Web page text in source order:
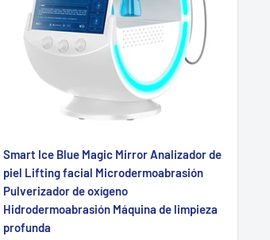
Smart Ice Blue Magic Mirror Analizador de
piel Lifting facial Microdermoabrasión
Pulverizador de oxígeno
Hidrodermoabrasión Máquina de limpieza
profunda